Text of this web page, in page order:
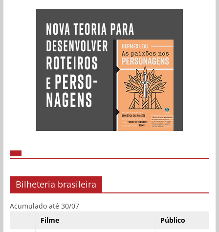
Bilheteria brasileira
Acumulado até 30/07
Filme
Público